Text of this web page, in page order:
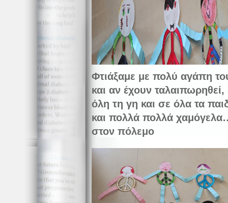
Φτιάξαμε με πολύ αγάπη
και αν έχουν
όλη τη γη και σε όλα τα
και πολλά πολλά
στον πόλεμο